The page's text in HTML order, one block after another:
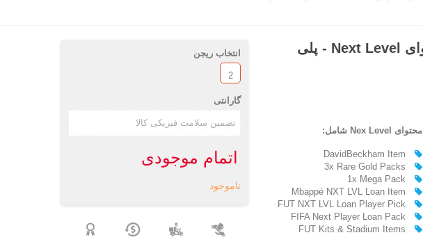
بازی فیفا FIFA 21 شامل محتوای Next Level - پلی
محتوای Nex Level شامل:
DavidBeckham Item
3x Rare Gold Packs
1x Mega Pack
Mbappé NXT LVL Loan Item
FUT NXT LVL Loan Player Pick
FIFA Next Player Loan Pack
FUT Kits & Stadium Items
انتخاب ریجن
2
گارانتی
اتمام موجودی
ناموجود